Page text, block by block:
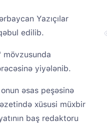
Yazıçılar
edilib.
mövzusunda
yiyələnib.
əsas peşəsinə
xüsusi müxbir
baş redaktoru